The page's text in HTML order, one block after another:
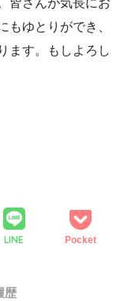
皆さんが気長にお
もゆとりができ、
ます。もしよろし
LINE Pocket
歴